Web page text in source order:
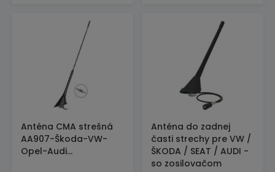
Anténa CMA strešná
AA907-Škoda-VW-
Opel-Audi...
Anténa do zadnej
časti strechy pre VW /
ŠKODA / SEAT / AUDI -
so zosilovačom